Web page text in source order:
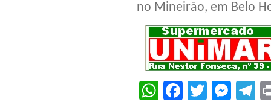
no Mineirão, em Belo
WhatsApp
Facebook
Twitter